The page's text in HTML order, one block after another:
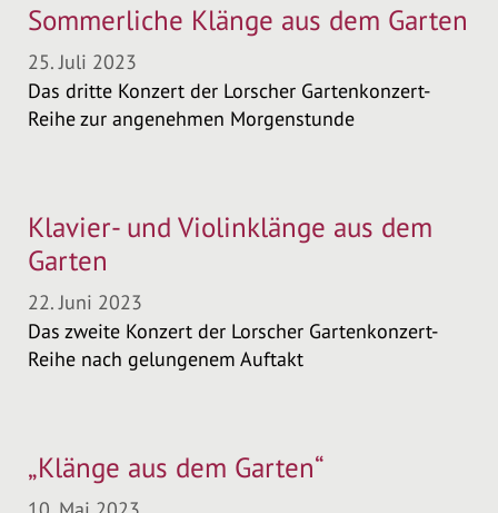
Sommerliche Klänge aus dem Garten
25. Juli 2023
Das dritte Konzert der Lorscher Gartenkonzert-
Reihe zur angenehmen Morgenstunde
Klavier- und Violinklänge aus dem
Garten
22. Juni 2023
Das zweite Konzert der Lorscher Gartenkonzert-
Reihe nach gelungenem Auftakt
„Klänge aus dem Garten“